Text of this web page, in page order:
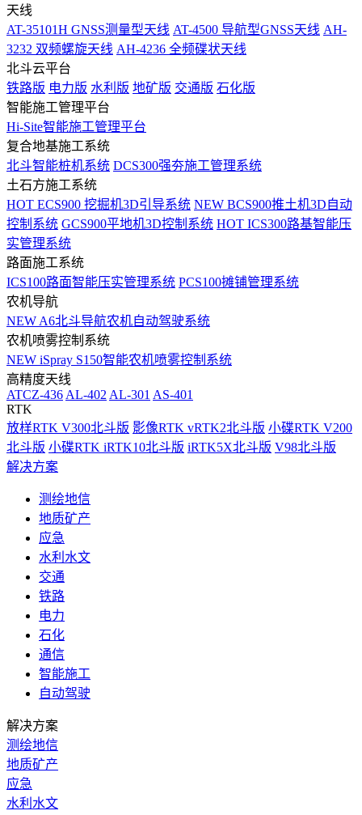
天线
AT-35101H GNSS测量型天线 AT-4500 导航型GNSS天线 AH-
3232 双频螺旋天线 AH-4236 全频碟状天线
北斗云平台
铁路版 电力版 水利版 地矿版 交通版 石化版
智能施工管理平台
Hi-Site智能施工管理平台
复合地基施工系统
北斗智能桩机系统 DCS300强夯施工管理系统
土石方施工系统
HOT ECS900 挖掘机3D引导系统 NEW BCS900推土机3D自动
控制系统 GCS900平地机3D控制系统 HOT ICS300路基智能压
实管理系统
路面施工系统
ICS100路面智能压实管理系统 PCS100摊铺管理系统
农机导航
NEW A6北斗导航农机自动驾驶系统
农机喷雾控制系统
NEW iSpray S150智能农机喷雾控制系统
高精度天线
ATCZ-436 AL-402 AL-301 AS-401
RTK
放样RTK V300北斗版 影像RTK vRTK2北斗版 小碟RTK V200
北斗版 小碟RTK iRTK10北斗版 iRTK5X北斗版 V98北斗版
解决方案
测绘地信
地质矿产
应急
水利水文
交通
铁路
电力
石化
通信
智能施工
自动驾驶
解决方案
测绘地信
地质矿产
应急
水利水文